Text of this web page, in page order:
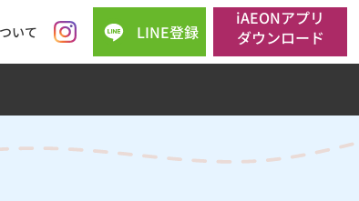
いて LINE登録
iAEONアプリ
ダウンロード